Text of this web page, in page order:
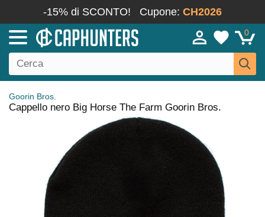
-15% di SCONTO! Cupone: CH2026
0
Goorin Bros.
Cappello nero Big Horse The Farm Goorin Bros.